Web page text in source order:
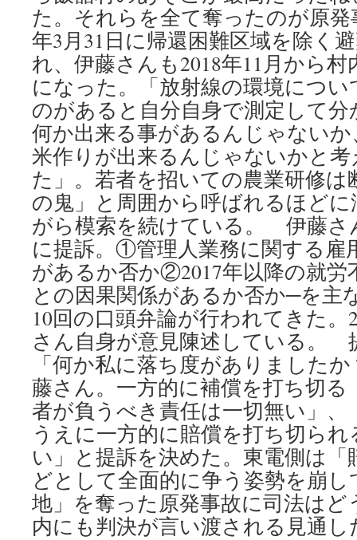
た。それらを全て奪ったのが原
年3月31日に帰還困難区域を除く
れ、伊藤さんも2018年11月から
になった。「放射線の環境につ
のがあると自分自身で測定して
何か出来る事があるんじゃない
米作りが出来るんじゃないかと
た」。若者を招いての農業研修は
の鬼」と周囲から呼ばれるほど
がら模索を続けている。 伊藤さ
に提訴。①管理人業務に関する雇
があるか否か②2017年以降の就労
との因果関係があるか否か─を主
10回の口頭弁論が行われてきた。
さん自身が意見陳述している。
「何か私に落ち度がありました
藤さん。一方的に補償を打ち切る
者が負うべき責任は一切無い」、
うえに一方的に賠償を打ち切ら
い」と提訴を決めた。東電側は
どとして全面的に争う姿勢を崩
地」を奪った原発事故に司法は
内にも判決が言い渡される見通し